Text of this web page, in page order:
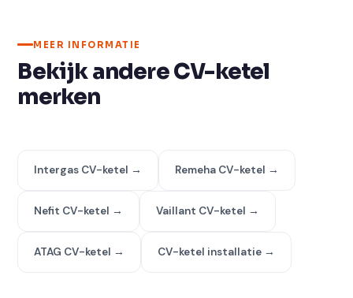
MEER INFORMATIE
Bekijk andere CV-ketel
merken
Intergas CV-ketel → Remeha CV-ketel →
Nefit CV-ketel → Vaillant CV-ketel →
ATAG CV-ketel → CV-ketel installatie →